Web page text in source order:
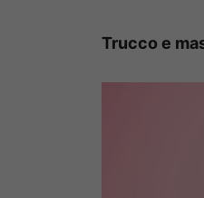
Trucco e